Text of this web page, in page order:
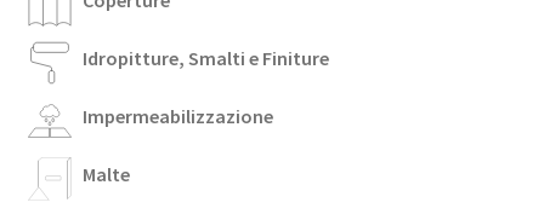
Idropitture, Smalti e Finiture
Impermeabilizzazione
Malte